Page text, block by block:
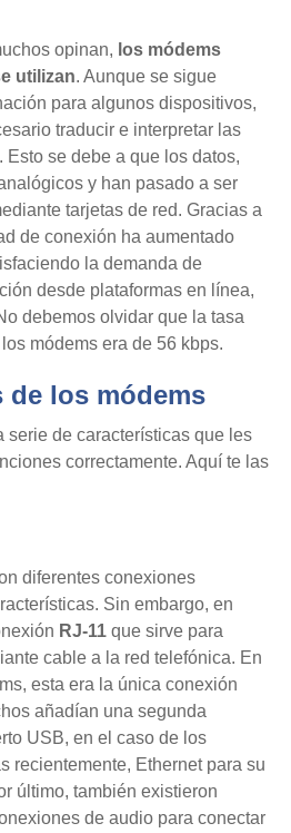
opinan, los módems
utilizan. Aunque se sigue
para algunos dispositivos,
traducir e interpretar las
se debe a que los datos,
y han pasado a ser
tarjetas de red. Gracias a
de conexión ha aumentado
la demanda de
desde plataformas en línea,
debemos olvidar que la tasa
módems era de 56 kbps.
de los módems
serie de características que les
correctamente. Aquí te las
diferentes conexiones
Sin embargo, en
RJ-11 que sirve para
cable a la red telefónica. En
esta era la única conexión
añadían una segunda
USB, en el caso de los
recientemente, Ethernet para su
último, también existieron
de audio para conectar